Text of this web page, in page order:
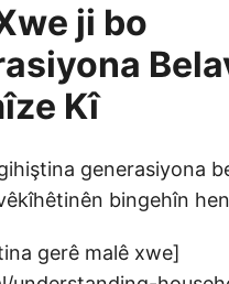
ji bo
Kî
generasiyona
bingehîn
gerê malê xwe]